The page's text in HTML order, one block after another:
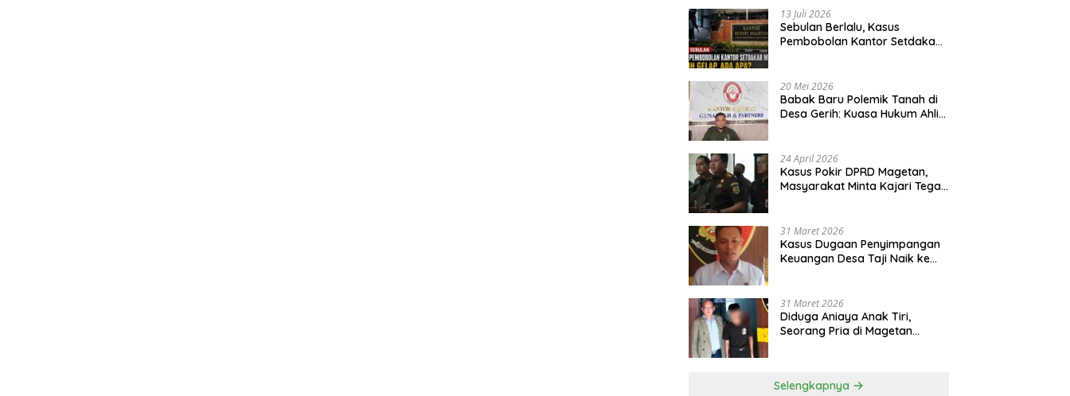
13 Juli 2026
Sebulan Berlalu, Kasus
Pembobolan Kantor Setdakab
20 Mei 2026
Babak Baru Polemik Tanah di
Desa Gerih: Kuasa Hukum Ahli
24 April 2026
Kasus Pokir DPRD Magetan,
Masyarakat Minta Kajari Tegak
31 Maret 2026
Kasus Dugaan Penyimpangan
Keuangan Desa Taji Naik ke
31 Maret 2026
Diduga Aniaya Anak Tiri,
Seorang Pria di Magetan
Selengkapnya